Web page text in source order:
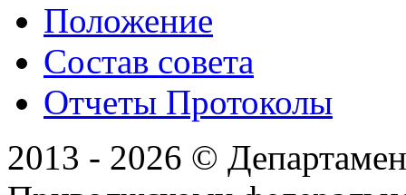
Положение
Состав совета
Отчеты Протоколы
2013 - 2026 ©